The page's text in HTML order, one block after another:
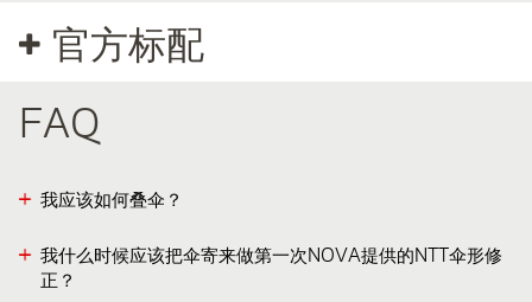
官方标配
FAQ
我应该如何叠伞？
我什么时候应该把伞寄来做第一次NOVA提供的NTT伞形修
正？